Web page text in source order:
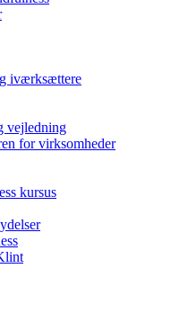
iværksættere
vejledning
for virksomheder
kursus